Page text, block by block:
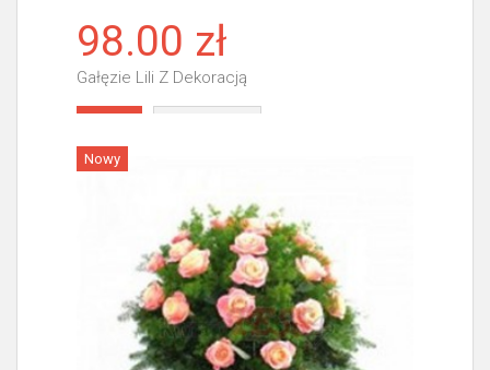
98.00 zł
Gałęzie Lili Z Dekoracją
Nowy